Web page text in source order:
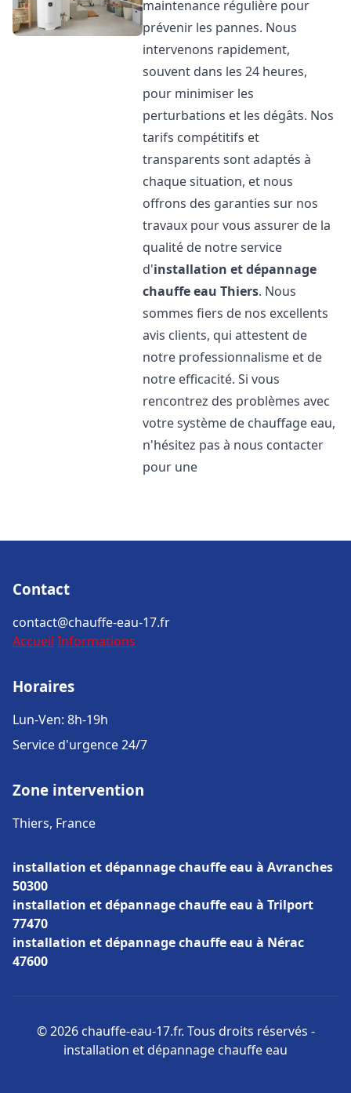
maintenance régulière pour
prévenir les pannes. Nous
intervenons rapidement,
souvent dans les 24 heures,
pour minimiser les
perturbations et les dégâts. Nos
tarifs compétitifs et
transparents sont adaptés à
chaque situation, et nous
offrons des garanties sur nos
travaux pour vous assurer de la
qualité de notre service
d'installation et dépannage
chauffe eau Thiers. Nous
sommes fiers de nos excellents
avis clients, qui attestent de
notre professionnalisme et de
notre efficacité. Si vous
rencontrez des problèmes avec
votre système de chauffage eau,
n'hésitez pas à nous contacter
pour une
Contact
contact@chauffe-eau-17.fr
Accueil Informations
Horaires
Lun-Ven: 8h-19h
Service d'urgence 24/7
Zone intervention
Thiers, France
installation et dépannage chauffe eau à Avranches
50300
installation et dépannage chauffe eau à Trilport
77470
installation et dépannage chauffe eau à Nérac
47600
© 2026 chauffe-eau-17.fr. Tous droits réservés -
installation et dépannage chauffe eau